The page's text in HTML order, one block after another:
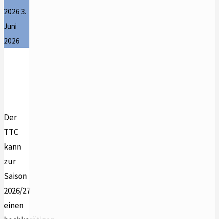
2026 3.
Juni
2026
Der
TTC
kann
zur
Saison
2026/27
einen